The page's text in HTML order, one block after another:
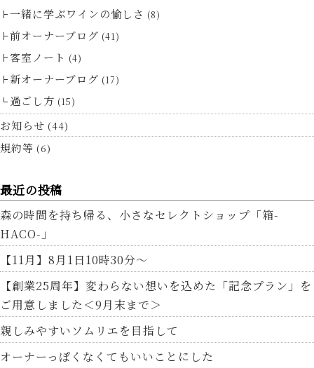
一緒に学ぶワインの愉しさ (8)
前オーナーブログ (41)
客室ノート (4)
新オーナーブログ (17)
過ごし方 (15)
お知らせ (44)
規約等 (6)
最近の投稿
森の時間を持ち帰る、小さなセレクトショップ「箱-
HACO-」
【11月】8月1日10時30分～
【創業25周年】変わらない想いを込めた「記念プラン」を
ご用意しました＜9月末まで＞
親しみやすいソムリエを目指して
オーナーっぽくなくてもいいことにした